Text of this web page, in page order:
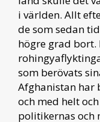
i världen. Allt
de som sedan
högre grad
som berövats
Afghanistan har
och med helt
politikernas och